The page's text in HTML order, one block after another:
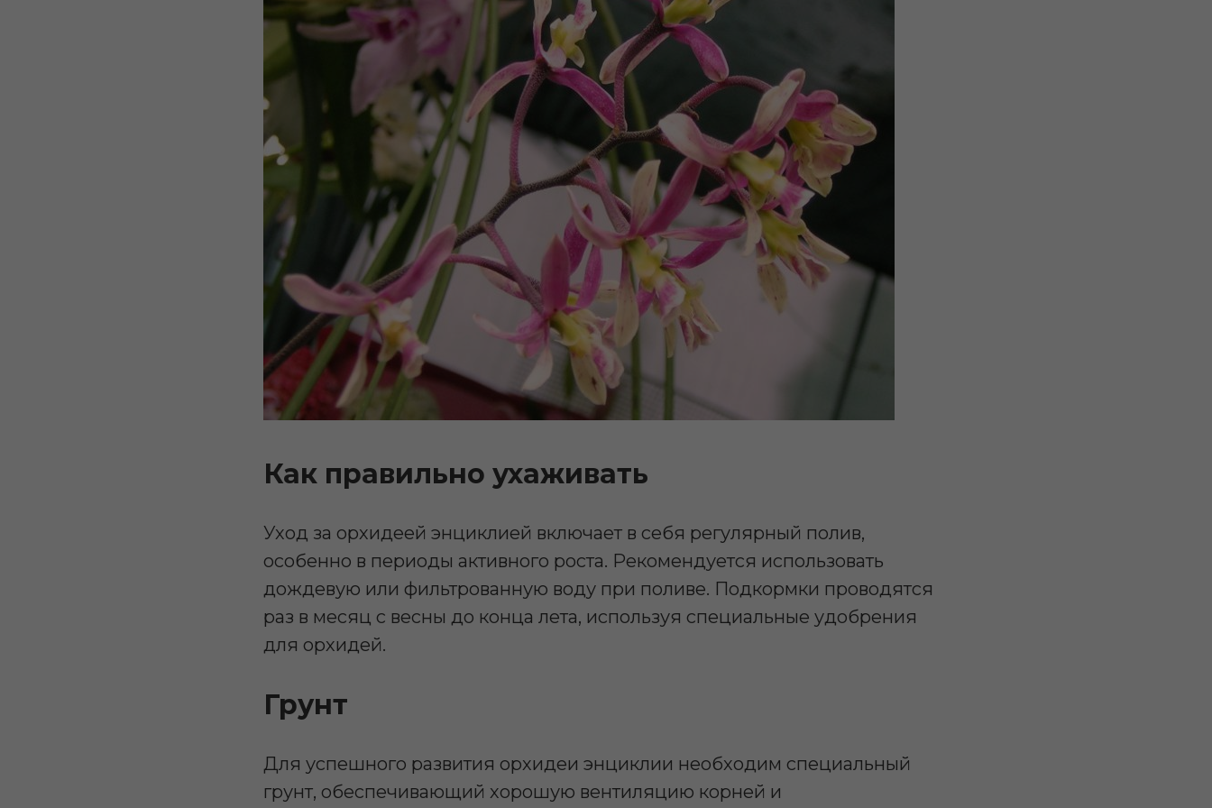
Как правильно ухаживать
Уход за орхидеей энциклией включает в себя регулярный полив,
особенно в периоды активного роста. Рекомендуется использовать
дождевую или фильтрованную воду при поливе. Подкормки проводятся
раз в месяц с весны до конца лета, используя специальные удобрения
для орхидей.
Грунт
Для успешного развития орхидеи энциклии необходим специальный
грунт, обеспечивающий хорошую вентиляцию корней и